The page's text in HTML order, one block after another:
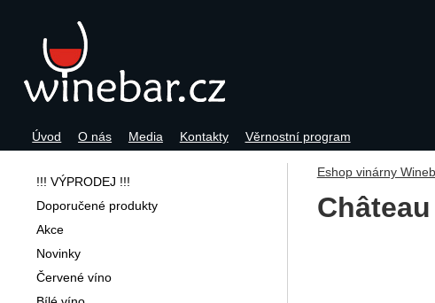
Eshop vinárny
!!! VÝPRODEJ !!!
Doporučené produkty
Akce
Novinky
Červené víno
Navigace
Úvod O nás Media Kontakty Věrnostní program